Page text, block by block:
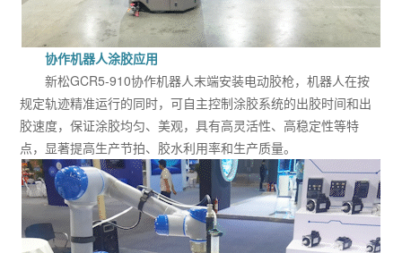
协作机器人涂胶应用
新松GCR5-910协作机器人末端安装电动胶枪，机器人在按
规定轨迹精准运行的同时，可自主控制涂胶系统的出胶时间和出
胶速度，保证涂胶均匀、美观，具有高灵活性、高稳定性等特
点，显著提高生产节拍、胶水利用率和生产质量。